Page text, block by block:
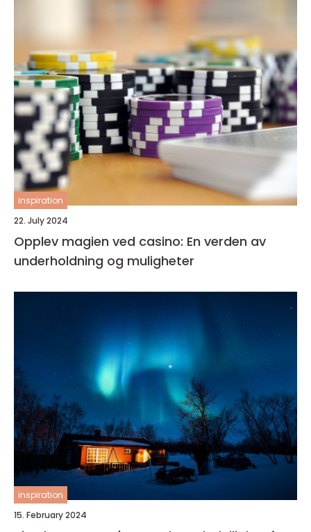
inspiration
22. July 2024
Opplev magien ved casino: En verden av
underholdning og muligheter
inspiration
15. February 2024